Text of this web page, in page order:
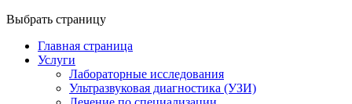
Выбрать страницу
Главная страница
Услуги
Лабораторные исследования
Ультразвуковая диагностика (УЗИ)